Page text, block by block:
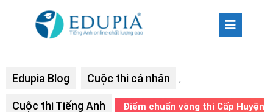
Edupia Blog Cuộc thi cá nhân ,
Cuộc thi Tiếng Anh
Điểm chuẩn vòng thi Cấp Huyện